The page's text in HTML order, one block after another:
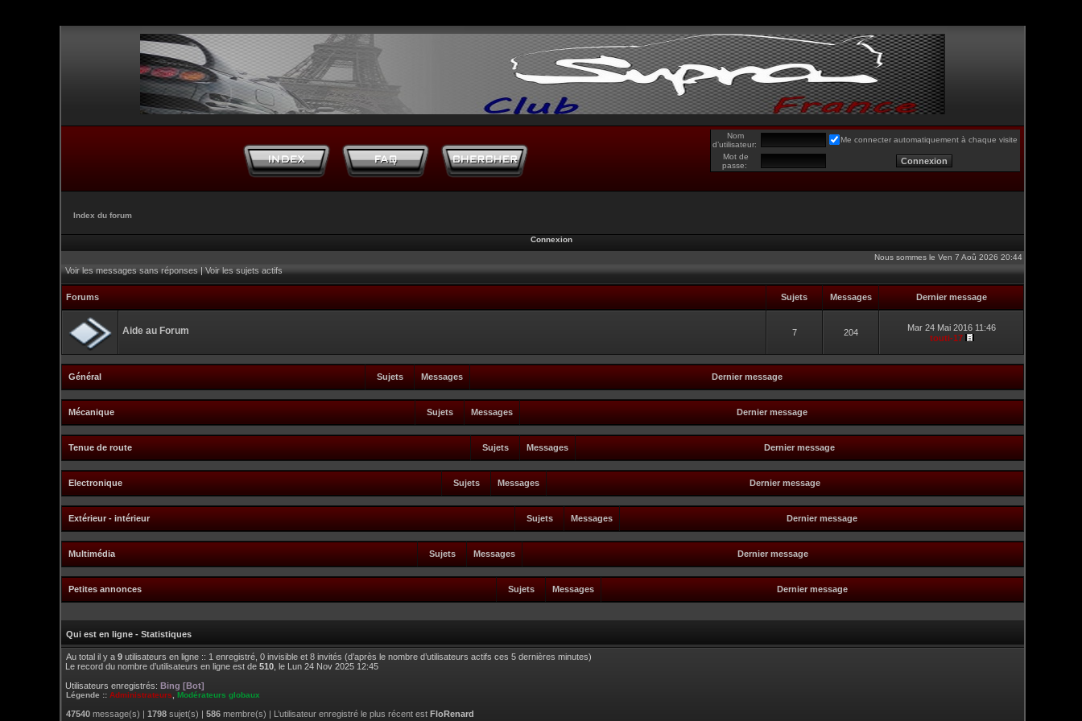
Nom
d’utilisateur:
Me connecter automatiquement à chaque visite
Mot de
passe:
Index du forum
Connexion
Nous sommes le Ven 7 Aoû 2026 20:44
Voir les messages sans réponses|Voir les sujets actifs
Forums Sujets Messages Dernier message
Aide au Forum 7 204
Mar 24 Mai 2016 11:46
touti-17
Général Sujets Messages Dernier message
Mécanique Sujets Messages Dernier message
Tenue de route Sujets Messages Dernier message
Electronique Sujets Messages Dernier message
Extérieur - intérieur Sujets Messages Dernier message
Multimédia Sujets Messages Dernier message
Petites annonces Sujets Messages Dernier message
Qui est en ligne - Statistiques
Au total il y a 9 utilisateurs en ligne :: 1 enregistré, 0 invisible et 8 invités (d’après le nombre d’utilisateurs actifs ces 5 dernières minutes)
Le record du nombre d’utilisateurs en ligne est de 510 , le Lun 24 Nov 2025 12:45
Utilisateurs enregistrés: Bing [Bot]
Légende :: Administrateurs Modérateurs globaux
47540 message(s) | 1798 sujet(s) | 586 membre(s) | L’utilisateur enregistré le plus récent est FloRenard